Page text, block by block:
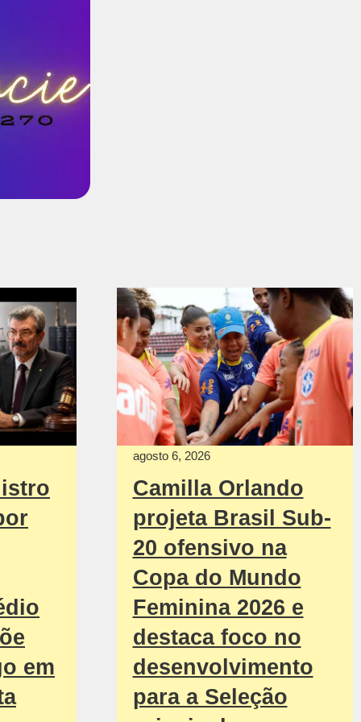
em
agosto 6, 2026
Camilla Orlando
projeta Brasil Sub-
20 ofensivo na
Copa do Mundo
Feminina 2026 e
destaca foco no
desenvolvimento
para a Seleção